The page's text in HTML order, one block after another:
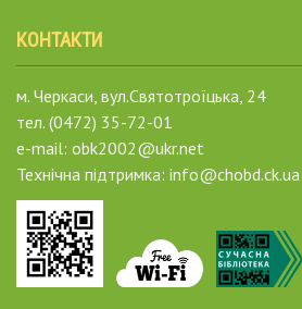
КОНТАКТИ
м. Черкаси, вул.Святотроїцька, 24
тел. (0472) 35-72-01
e-mail: obk2002@ukr.net
Технічна підтримка: info@chobd.ck.ua